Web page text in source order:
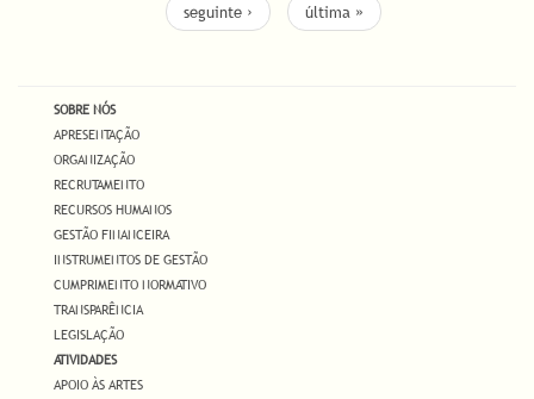
seguinte ›
última »
SOBRE NÓS
APRESENTAÇÃO
ORGANIZAÇÃO
RECRUTAMENTO
RECURSOS HUMANOS
GESTÃO FINANCEIRA
INSTRUMENTOS DE GESTÃO
CUMPRIMENTO NORMATIVO
TRANSPARÊNCIA
LEGISLAÇÃO
ATIVIDADES
APOIO ÀS ARTES